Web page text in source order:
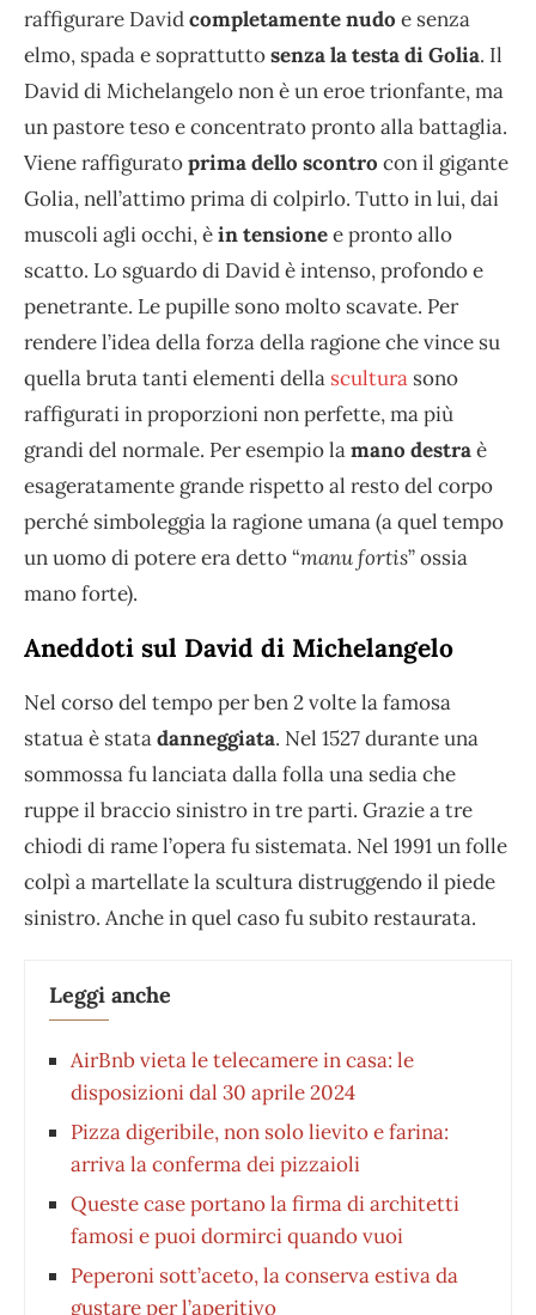
raffigurare Davidcompletamente nudo e senza
elmo, spada e soprattuttosenza la testa di Golia. Il
David di Michelangelo non è un eroe trionfante, ma
un pastore teso e concentrato pronto alla battaglia.
Viene raffiguratoprima dello scontro con il gigante
Golia, nell’attimo prima di colpirlo. Tutto in lui, dai
muscoli agli occhi, èin tensionee pronto allo
scatto. Lo sguardo di David è intenso, profondo e
penetrante. Le pupille sono molto scavate. Per
rendere l’idea della forza della ragione che vince su
quella bruta tanti elementi della scultura sono
raffigurati in proporzioni non perfette, ma più
grandi del normale. Per esempio lamano destraè
esageratamente grande rispetto al resto del corpo
perché simboleggia la ragione umana (a quel tempo
un uomo di potere era detto “manu fortis” ossia
mano forte).
Aneddoti sul David di Michelangelo
Nel corso del tempo per ben 2 volte la famosa
statua è statadanneggiata. Nel 1527 durante una
sommossa fu lanciata dalla folla una sedia che
ruppe il braccio sinistro in tre parti. Grazie a tre
chiodi di rame l’opera fu sistemata. Nel 1991 un folle
colpì a martellate la scultura distruggendo il piede
sinistro. Anche in quel caso fu subito restaurata.
Leggi anche
AirBnb vieta le telecamere in casa: le
disposizioni dal 30 aprile 2024
Pizza digeribile, non solo lievito e farina:
arriva la conferma dei pizzaioli
Queste case portano la firma di architetti
famosi e puoi dormirci quando vuoi
Peperoni sott’aceto, la conserva estiva da
gustare per l’aperitivo